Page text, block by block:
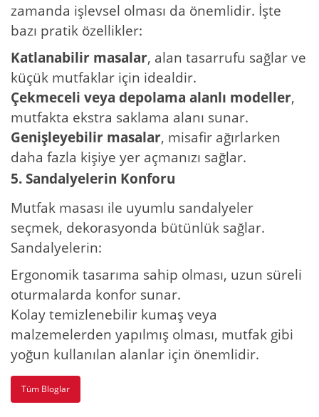
zamanda işlevsel olması da önemlidir. İşte
bazı pratik özellikler:
Katlanabilir masalar, alan tasarrufu sağlar ve
küçük mutfaklar için idealdir.
Çekmeceli veya depolama alanlı modeller,
mutfakta ekstra saklama alanı sunar.
Genişleyebilir masalar, misafir ağırlarken
daha fazla kişiye yer açmanızı sağlar.
5. Sandalyelerin Konforu
Mutfak masası ile uyumlu sandalyeler
seçmek, dekorasyonda bütünlük sağlar.
Sandalyelerin:
Ergonomik tasarıma sahip olması, uzun süreli
oturmalarda konfor sunar.
Kolay temizlenebilir kumaş veya
malzemelerden yapılmış olması, mutfak gibi
yoğun kullanılan alanlar için önemlidir.
Tüm Bloglar